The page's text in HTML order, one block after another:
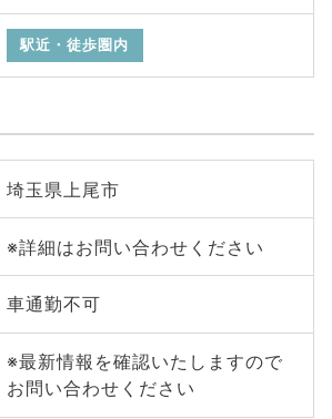
駅近・徒歩圏内
埼玉県上尾市
※詳細はお問い合わせください
車通勤不可
※最新情報を確認いたしますので
お問い合わせください